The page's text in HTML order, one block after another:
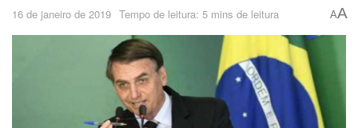
16 de janeiro de 2019 Tempo de leitura: 5 mins de leitura AA